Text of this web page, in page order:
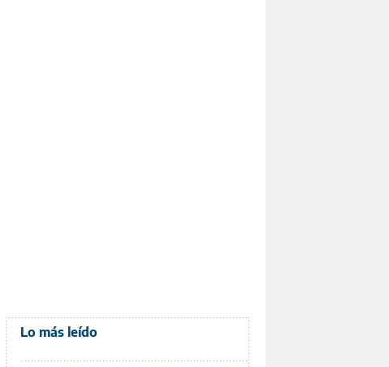
Lo más leído